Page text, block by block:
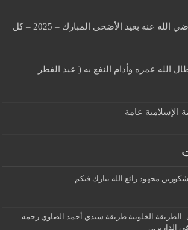
معايدة سيدنا الشيخ رضي الله عنه بعيد الأضحى المبارك – 2025 – كل
الله عمره وأدام النفع به ( عيد الفطر
الإسلامية عامة
مجهود رائع الله يبارك فيكم...
الطريقة الخلوتية طريقة سيدي أحمد الصاوي رحمه
في الدارين...